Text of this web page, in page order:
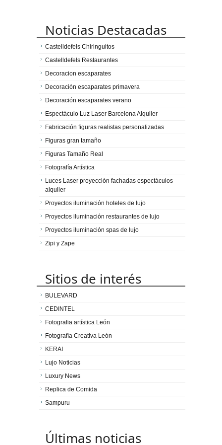
Noticias Destacadas
Castelldefels Chiringuitos
Castelldefels Restaurantes
Decoracion escaparates
Decoración escaparates primavera
Decoración escaparates verano
Espectáculo Luz Laser Barcelona Alquiler
Fabricación figuras realistas personalizadas
Figuras gran tamaño
Figuras Tamaño Real
Fotografía Artística
Luces Laser proyección fachadas espectáculos
alquiler
Proyectos iluminación hoteles de lujo
Proyectos iluminación restaurantes de lujo
Proyectos iluminación spas de lujo
Zipi y Zape
Sitios de interés
BULEVARD
CEDINTEL
Fotografia artística León
Fotografía Creativa León
KERAI
Lujo Noticias
Luxury News
Replica de Comida
Sampuru
Últimas noticias